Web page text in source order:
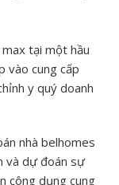
tại một hầu
vào cung cấp
y quý doanh
nhà belhomes
và dự đoán sự
công dụng cung